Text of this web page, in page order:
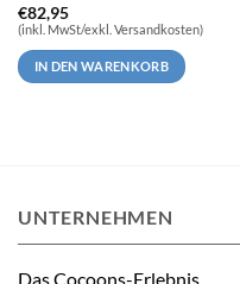
€82,95
(inkl. MwSt/exkl. Versandkosten)
IN DEN WARENKORB
UNTERNEHMEN
Das Cocoons-Erlebnis